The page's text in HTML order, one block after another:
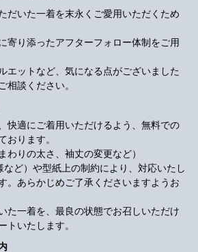
だいた一着を末永くご愛用いただくため
寄り添ったアフターフォロー体制をご用
エットなど、気になる点がございました
相談ください。
快適にご着用いただけるよう、無料での
おります。
わりの太さ、袖丈の変更など）
ど）や型紙上の制約により、対応いたし
。あらかじめご了承くださいますようお
た一着を、最良の状態でお召しいただけ
トいたします。